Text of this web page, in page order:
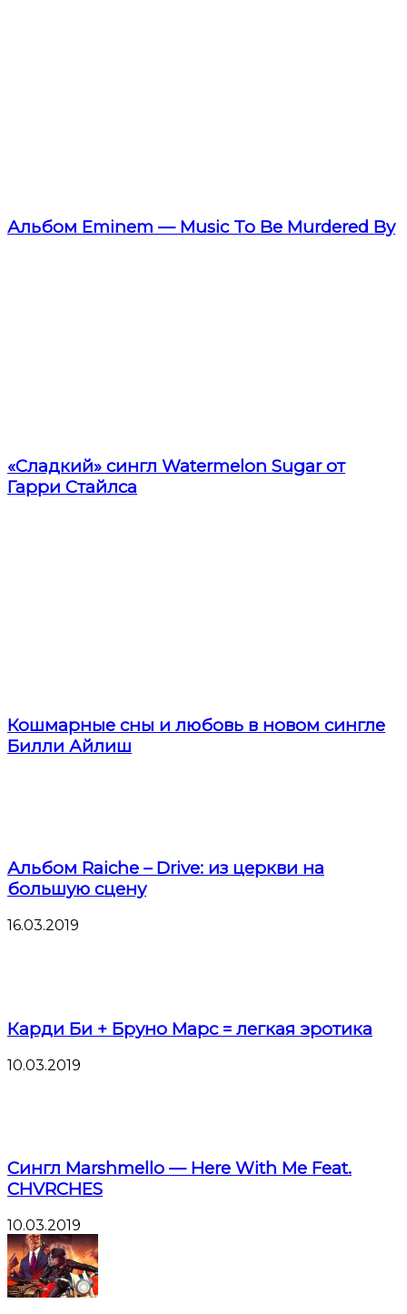
Альбом Eminem — Music To Be Murdered By
«Сладкий» сингл Watermelon Sugar от
Гарри Стайлса
Кошмарные сны и любовь в новом сингле
Билли Айлиш
Альбом Raiche – Drive: из церкви на
большую сцену
16.03.2019
Карди Би + Бруно Марс = легкая эротика
10.03.2019
Сингл Marshmello — Here With Me Feat.
CHVRCHES
10.03.2019